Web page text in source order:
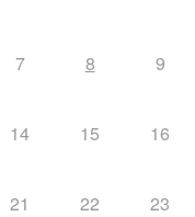
7 8 9
14 15 16
21 22 23